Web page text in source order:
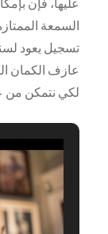
عليها، فإن
السمعة
لكي نتمكن